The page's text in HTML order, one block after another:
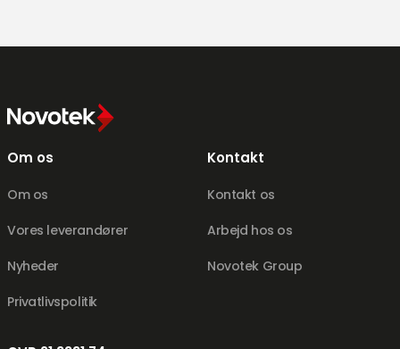
Om os
Om os
Vores leverandører
Nyheder
Privatlivspolitik
Kontakt
Kontakt os
Arbejd hos os
Novotek Group